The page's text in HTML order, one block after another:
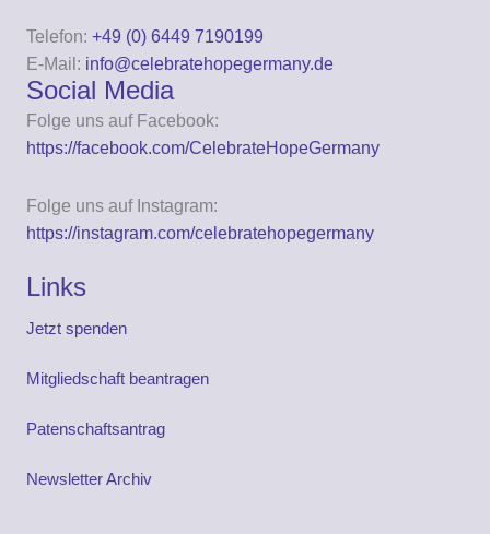
Telefon: +49 (0) 6449 7190199
E-Mail: info@celebratehopegermany.de
Social Media
Folge uns auf Facebook:
https://facebook.com/CelebrateHopeGermany
Folge uns auf Instagram:
https://instagram.com/celebratehopegermany
Links
Jetzt spenden
Mitgliedschaft beantragen
Patenschaftsantrag
Newsletter Archiv